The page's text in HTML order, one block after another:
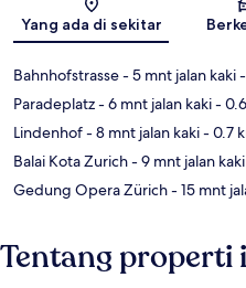
Yang ada di sekitar
Bahnhofstrasse- 5 mnt jalan kaki
Paradeplatz- 6 mnt jalan kaki-
Lindenhof- 8 mnt jalan kaki- 0.7
Balai Kota Zurich- 9 mnt jalan kaki
Gedung Opera Zürich- 15 mnt
Tentang properti